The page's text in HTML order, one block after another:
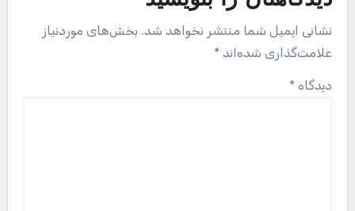
نشانی ایمیل شما منتشر نخواهد شد. بخش‌های موردنیاز
علامت‌گذاری شده‌اند *
دیدگاه *